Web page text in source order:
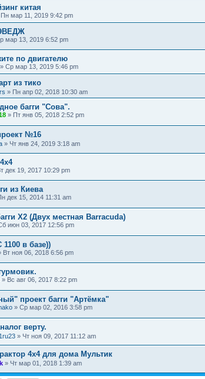
китая
Пн мар 11, 2019 9:42 pm
мар 13, 2019 6:52 pm
по двигателю
» Ср мар 13, 2019 5:46 pm
из тико
» Пн апр 02, 2018 10:30 am
багги "Сова".
» Пт янв 05, 2018 2:52 pm
№16
» Чт янв 24, 2019 3:18 am
дек 19, 2017 10:29 pm
из Киева
дек 15, 2014 11:31 am
Х2 (Двух местная Barracuda)
июн 03, 2017 12:56 pm
1100 в базе))
Вт ноя 06, 2018 6:56 pm
» Вс авг 06, 2017 8:22 pm
проект багги "Артёмка"
» Ср мар 02, 2016 3:58 pm
верту.
» Чт ноя 09, 2017 11:12 am
4х4 для дома Мультик
» Чт мар 01, 2018 1:39 am